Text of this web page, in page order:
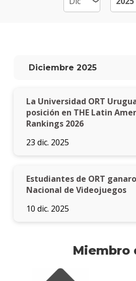
Diciembre 2025
La Universidad ORT
posición en THE Latin
Rankings 2026
23 dic. 2025
Estudiantes de ORT
Nacional de Videojuegos
10 dic. 2025
Miembro